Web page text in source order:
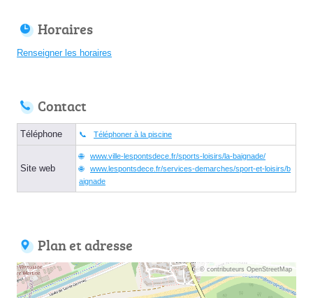
Horaires
Renseigner les horaires
Contact
Téléphone Téléphoner à la piscine
Site web
www.ville-lespontsdece.fr/sports-loisirs/la-baignade/
www.lespontsdece.fr/services-demarches/sport-et-loisirs/b
aignade
Plan et adresse
© contributeurs OpenStreetMap